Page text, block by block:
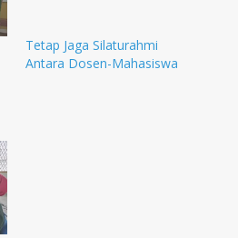
Tetap Jaga Silaturahmi
Antara Dosen-Mahasiswa